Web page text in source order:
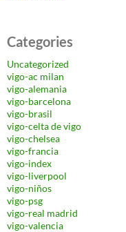
Categories
Uncategorized
vigo-ac milan
vigo-alemania
vigo-barcelona
vigo-brasil
vigo-celta de vigo
vigo-chelsea
vigo-francia
vigo-index
vigo-liverpool
vigo-niños
vigo-psg
vigo-real madrid
vigo-valencia